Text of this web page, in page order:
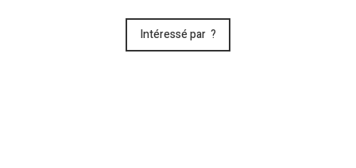
Intéressé par ?